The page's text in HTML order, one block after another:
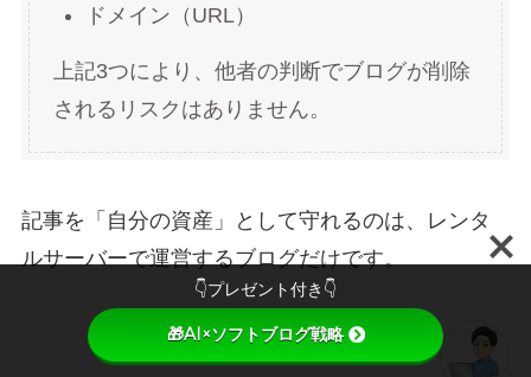
ドメイン（URL）
上記3つにより、他者の判断でブログが削除
されるリスクはありません。
記事を「自分の資産」として守れるのは、レンタ
ルサーバーで運営するブログだけです。
👇プレゼント付き👇
🎁AI×ソフトブログ戦略